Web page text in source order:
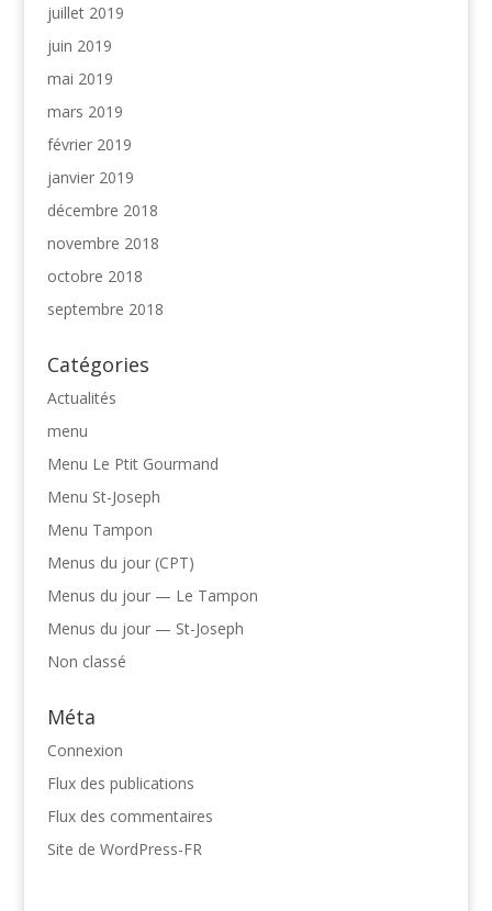
juillet 2019
juin 2019
mai 2019
mars 2019
février 2019
janvier 2019
décembre 2018
novembre 2018
octobre 2018
septembre 2018
Catégories
Actualités
menu
Menu Le Ptit Gourmand
Menu St-Joseph
Menu Tampon
Menus du jour (CPT)
Menus du jour — Le Tampon
Menus du jour — St-Joseph
Non classé
Méta
Connexion
Flux des publications
Flux des commentaires
Site de WordPress-FR